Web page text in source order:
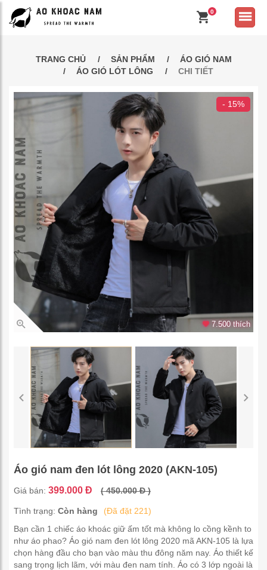
0
TRANG CHỦ SẢN PHẨM
ÁO GIÓ NAM
ÁO GIÓ LÓT LÔNG
CHI TIẾT
- 15%
7.500 thích
Áo gió nam đen lót lông 2020 (AKN-105)
Giá bán: 399.000 Đ ( 450.000 Đ )
Tình trạng: Còn hàng
(Đã đặt 221)
Bạn cần 1 chiếc áo khoác giữ ấm tốt mà không lo cồng kềnh to
như áo phao? Áo gió nam đen lót lông 2020 mã AKN-105 là lựa
chọn hàng đầu cho bạn vào màu thu đông năm nay. Áo thiết kế
sang trọng lịch lãm, với màu đen nam tính. Áo có 3 lớp ngoài là